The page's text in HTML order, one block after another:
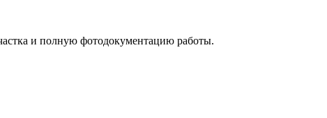
и полную фотодокументацию работы.